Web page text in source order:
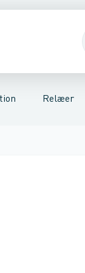
Relæer
og softstartere